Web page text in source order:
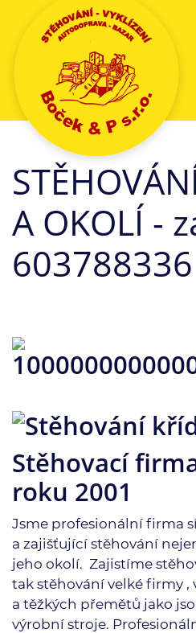
A OKOLÍ -
603788336
Stěhovací
roku 2001
Jsme profesionální firma
a zajišťující stěhování
jeho okolí. Zajistíme
tak stěhování velké firmy ,
a těžkých přemětů jako
výrobní stroje.